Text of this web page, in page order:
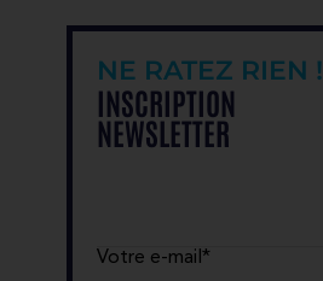
NE RATEZ RIEN !
INSCRIPTION
NEWSLETTER
Votre e-mail*